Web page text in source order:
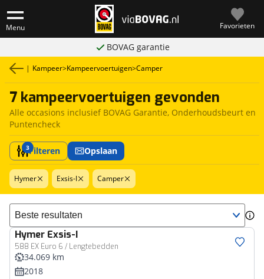
Menu Favorieten
BOVAG garantie
| Kampeer>Kampeervoertuigen>Camper
7 kampeervoertuigen gevonden
Alle occasions inclusief BOVAG Garantie, Onderhoudsbeurt en
Puntencheck
3Filteren Opslaan
Hymer Exsis-I Camper
Sorteer resultaten
Hymer Exsis-I
588 EX Euro 6 / Lengtebedden
34.069 km
2018